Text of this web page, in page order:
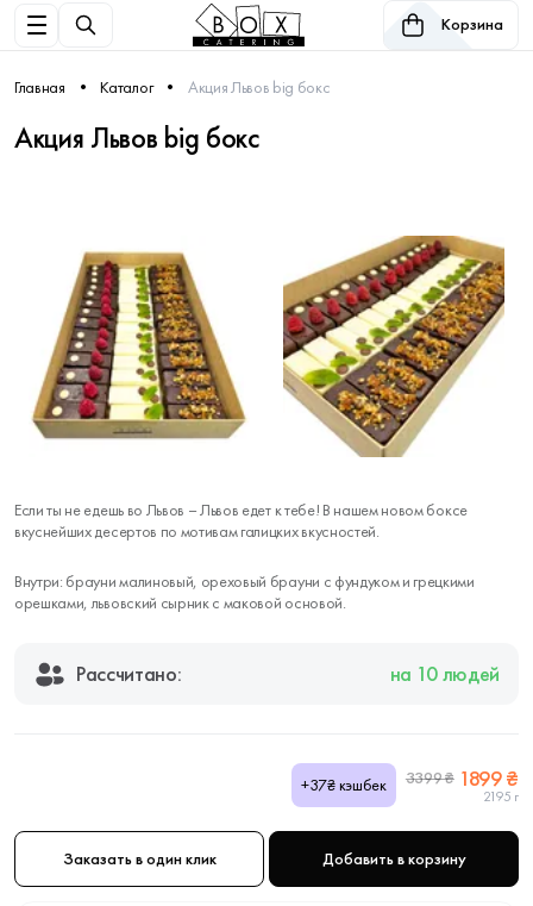
Корзина
Главная Каталог Акция Львов big бокс
Акция Львов big бокс
Если ты не едешь во Львов – Львов едет к тебе! В нашем новом боксе
вкуснейших десертов по мотивам галицких вкусностей.
Внутри: брауни малиновый, ореховый брауни с фундуком и грецкими
орешками, львовский сырник с маковой основой.
Рассчитано: на 10 людей
+37₴ кэшбек 3399 ₴ 1899 ₴
2195 г
Заказать в один клик Добавить в корзину